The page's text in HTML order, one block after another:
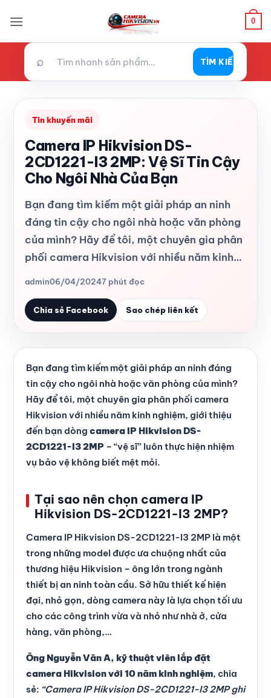
qua
0
⌕ TÌM KIẾM
Tin khuyến mãi
Camera IP Hikvision DS-
2CD1221-I3 2MP: Vệ Sĩ Tin Cậy
Cho Ngôi Nhà Của Bạn
Bạn đang tìm kiếm một giải pháp an ninh
đáng tin cậy cho ngôi nhà hoặc văn phòng
của mình? Hãy để tôi, một chuyên gia phân
phối camera Hikvision với nhiều năm kinh…
admin06/04/20247 phút đọc
Chia sẻ Facebook Sao chép liên kết
Bạn đang tìm kiếm một giải pháp an ninh đáng
tin cậy cho ngôi nhà hoặc văn phòng của mình?
Hãy để tôi, một chuyên gia phân phối camera
Hikvision với nhiều năm kinh nghiệm, giới thiệu
đến bạn dòng camera IP Hikvision DS-
2CD1221-I3 2MP – “vệ sĩ” luôn thực hiện nhiệm
vụ bảo vệ không biết mệt mỏi.
Tại sao nên chọn camera IP
Hikvision DS-2CD1221-I3 2MP?
Camera IP Hikvision DS-2CD1221-I3 2MP là một
trong những model được ưa chuộng nhất của
thương hiệu Hikvision – ông lớn trong ngành
thiết bị an ninh toàn cầu. Sở hữu thiết kế hiện
đại, nhỏ gọn, dòng camera này là lựa chọn tối ưu
cho các công trình vừa và nhỏ như nhà ở, cửa
hàng, văn phòng,…
Ông Nguyễn Văn A, kỹ thuật viên lắp đặt
camera Hikvision với 10 năm kinh nghiệm, chia
sẻ: “Camera IP Hikvision DS-2CD1221-I3 2MP ghi